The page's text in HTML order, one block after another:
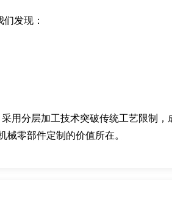
发现：
用分层加工技术突破传统工艺限制，
零部件定制的价值所在。